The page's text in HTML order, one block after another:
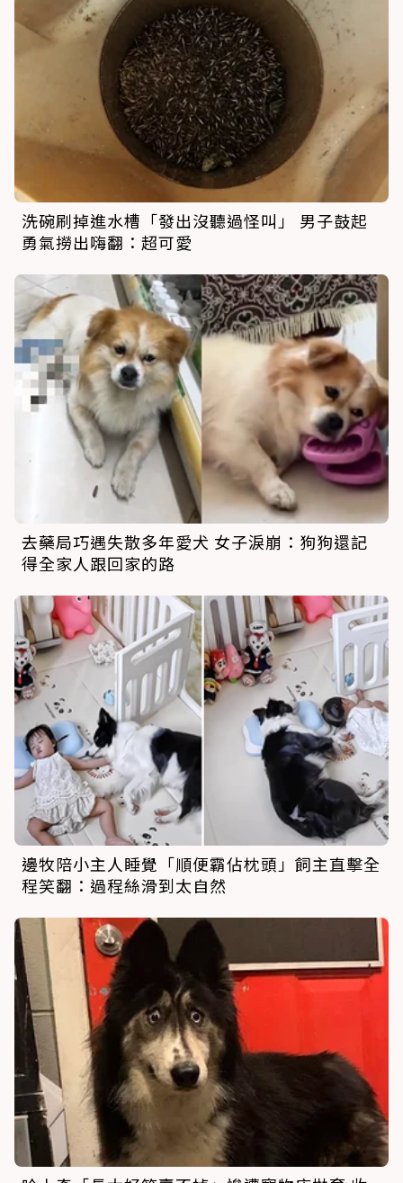
洗碗刷掉進水槽「發出沒聽過怪叫」 男子鼓起
勇氣撈出嗨翻：超可愛
去藥局巧遇失散多年愛犬 女子淚崩：狗狗還記
得全家人跟回家的路
邊牧陪小主人睡覺「順便霸佔枕頭」飼主直擊全
程笑翻：過程絲滑到太自然